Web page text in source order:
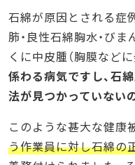
石綿が原因とされる症
肺・良性石綿胸水・び
くに中皮腫（胸膜など
係わる病気ですし、石
法が見つかっていない
このような甚大な健康
う作業員に対し石綿の